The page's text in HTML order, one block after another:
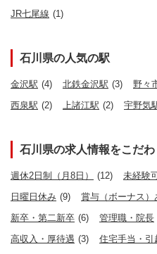
JR七尾線 (1)
石川県の人気の駅
金沢駅 (4) 北鉄金沢駅 (3) 野々
西泉駅 (2) 上諸江駅 (2) 宇野気
石川県の求人情報をこだ
週休2日制（月8日） (12) 未経験
日曜日休み (9) 賞与（ボーナス）
新卒・第二新卒 (6) 管理職・院長
高収入・厚待遇 (3) 住宅手当・引